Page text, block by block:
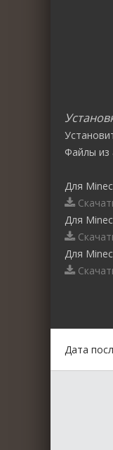
Файлы из
Для
Для
Для
Дата